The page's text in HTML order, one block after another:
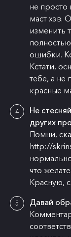
не
маст хэв.
изменить
ошибки.
Кстати,
тебе, а не
красные
Не
других
Помни,
http://
что
Красную,
Давай